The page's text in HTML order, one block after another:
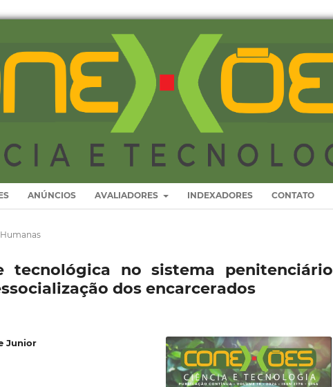
ANÚNCIOS AVALIADORES INDEXADORES CONTATO
tecnológica no sistema penitenciário
dos encarcerados
Junior